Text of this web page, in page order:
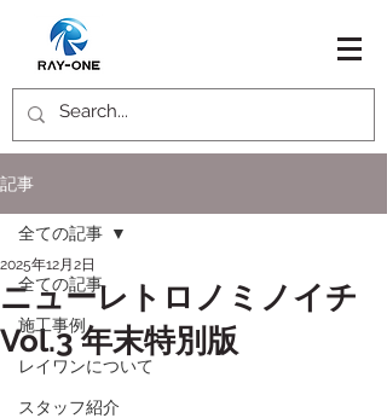
記事
全ての記事
施工事例
レイワンについて
スタッフ紹介
全ての記事
ニューレトロノミノイチ
Vol.3 年末特別版
2025年12月2日